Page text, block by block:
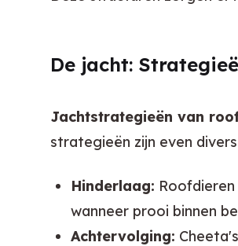
De jacht:
Jachtstrategieën van
strategieën zijn even
Hinderlaag:
wanneer prooi binnen
Achtervolging: